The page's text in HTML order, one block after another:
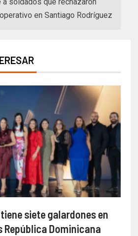
a soldados que rechazaron
en Santiago Rodríguez
siete galardones en
República Dominicana